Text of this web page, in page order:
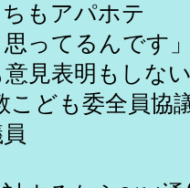
もアパホテ
ってるんです
意見表明もしな
こども委全員協